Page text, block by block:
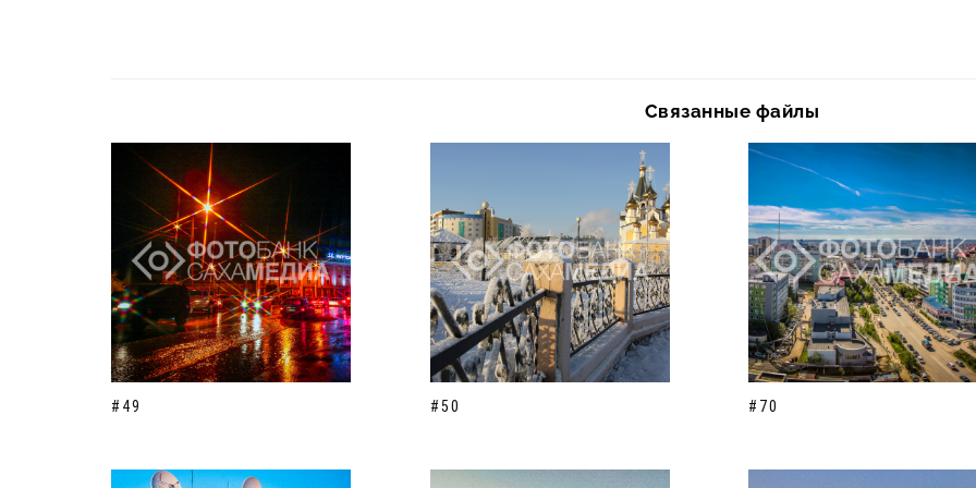
Связанные файлы
#49 #50 #70